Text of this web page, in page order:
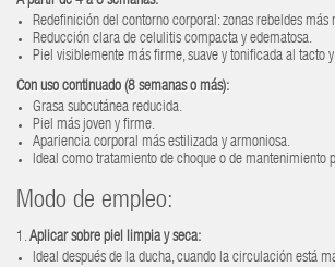
Redefinición del contorno corporal: zonas rebeldes más
Reducción clara de celulitis compacta y edematosa.
Piel visiblemente más firme, suave y tonificada al tacto
Con uso continuado (8 semanas o más):
Grasa subcutánea reducida.
Piel más joven y firme.
Apariencia corporal más estilizada y armoniosa.
Ideal como tratamiento de choque o de mantenimiento
Modo de empleo:
1.Aplicar sobre piel limpia y seca:
Ideal después de la ducha, cuando la circulación está